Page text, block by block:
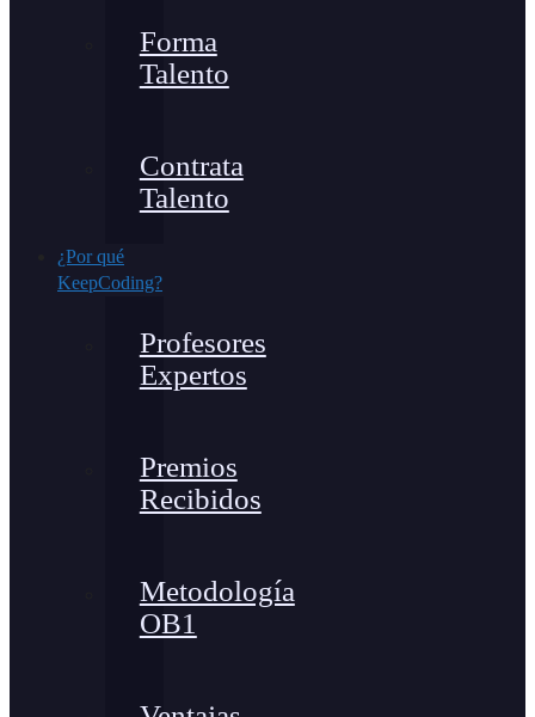
Forma
Talento
Contrata
Talento
¿Por qué
KeepCoding?
Profesores
Expertos
Premios
Recibidos
Metodología
OB1